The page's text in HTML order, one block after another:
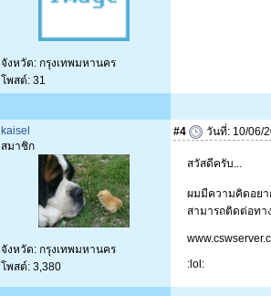
จังหวัด: กรุงเทพมหานคร
โพสต์: 31
kaisel
สมาชิก
จังหวัด: กรุงเทพมหานคร
โพสต์: 3,380
#4 วันที่: 10/06/
สวัสดีครับ...
ผมมีความคิดอยา
สามารถติดต่อทา
:lol: